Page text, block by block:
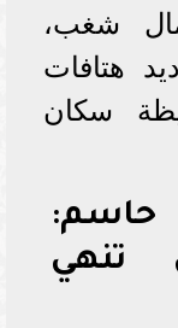
شغب،
هتافات
سكان
تنهي